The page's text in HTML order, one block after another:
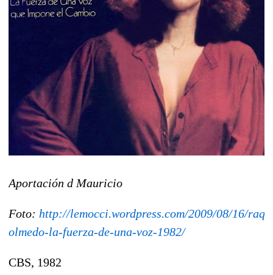
Aportación d Mauricio
Foto: http://lemocci.wordpress.com/2009/08/16/
olmedo-la-fuerza-de-una-voz-1982/
CBS, 1982